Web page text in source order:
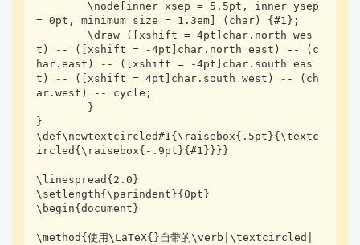
        \node[inner xsep = 5.5pt, inner ysep
= 0pt, minimum size = 1.3em] (char) {#1};
        \draw ([xshift = 4pt]char.north wes
t) -- ([xshift = -4pt]char.north east) -- (c
har.east) -- ([xshift = -4pt]char.south eas
t) -- ([xshift = 4pt]char.south west) -- (ch
ar.west) -- cycle;
}
\def\newtextcircled#1{\raisebox{.5pt}{\textc
ircled{\raisebox{-.9pt}{#1}}}}
\linespread{2.0}
\setlength{\parindent}{0pt}
\begin{document}
\method{使用\LaTeX{}自带的\verb|\textcircled|